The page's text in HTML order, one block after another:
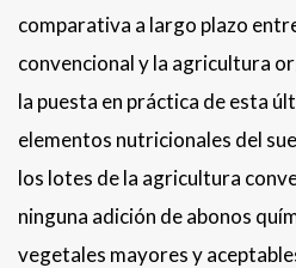
comparativa a largo plazo
convencional y la agricultura
la puesta en práctica de esta
elementos nutricionales del
los lotes de la agricultura
ninguna adición de abonos
vegetales mayores y